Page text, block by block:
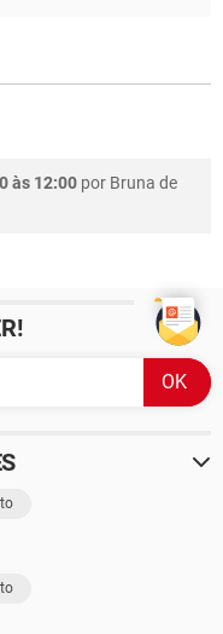
às 12:00 por Bruna de